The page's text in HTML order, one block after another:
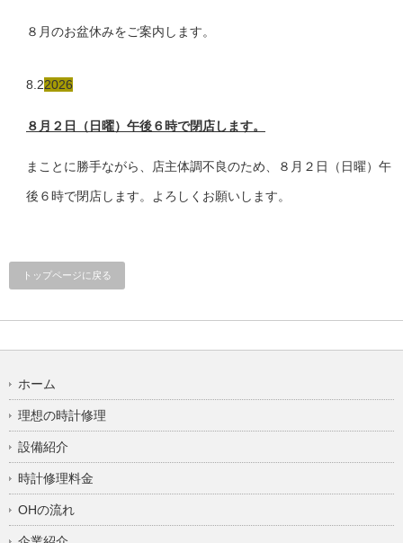
８月のお盆休みをご案内します。
8.22026
８月２日（日曜）午後６時で閉店します。
まことに勝手ながら、店主体調不良のため、８月２日（日曜）午
後６時で閉店します。よろしくお願いします。
トップページに戻る
ホーム
理想の時計修理
設備紹介
時計修理料金
OHの流れ